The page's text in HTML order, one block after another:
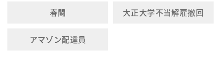
春闘 大正大学不当解雇撤回
アマゾン配達員